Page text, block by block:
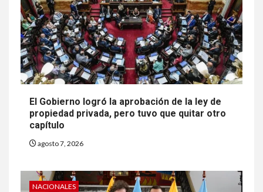
El Gobierno logró la aprobación de la ley de
propiedad privada, pero tuvo que quitar otro
capítulo
agosto 7, 2026
NACIONALES